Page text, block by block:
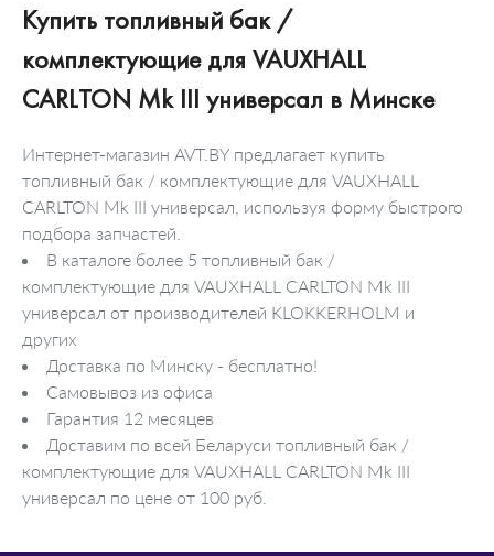
Купить топливный бак /
комплектующие для VAUXHALL
CARLTON Mk III универсал в Минске
Интернет-магазин AVT.BY предлагает купить
топливный бак / комплектующие для VAUXHALL
CARLTON Mk III универсал, используя форму быстрого
подбора запчастей.
В каталоге более 5 топливный бак /
комплектующие для VAUXHALL CARLTON Mk III
универсал от производителей KLOKKERHOLM и
других
Доставка по Минску - бесплатно!
Самовывоз из офиса
Гарантия 12 месяцев
Доставим по всей Беларуси топливный бак /
комплектующие для VAUXHALL CARLTON Mk III
универсал по цене от 100 руб.